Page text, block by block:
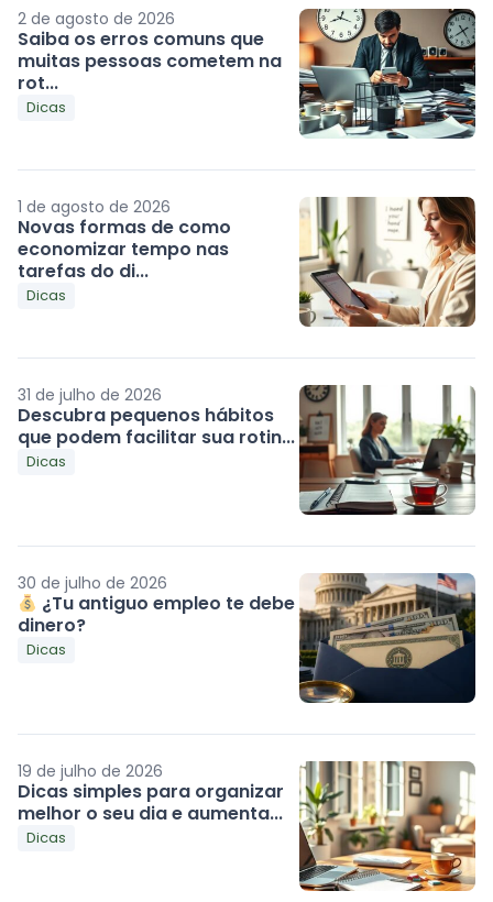
2 de agosto de 2026
Saiba os erros comuns que
muitas pessoas cometem na
rot...
Dicas
1 de agosto de 2026
Novas formas de como
economizar tempo nas
tarefas do di...
Dicas
31 de julho de 2026
Descubra pequenos hábitos
que podem facilitar sua rotin...
Dicas
30 de julho de 2026
¿Tu antiguo empleo te debe
dinero?
Dicas
19 de julho de 2026
Dicas simples para organizar
melhor o seu dia e aumenta...
Dicas